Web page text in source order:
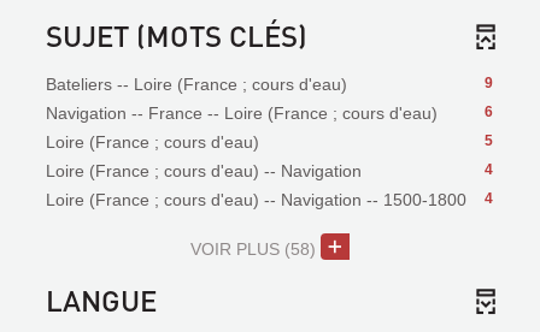
SUJET (MOTS CLÉS)
9
Bateliers -- Loire (France ; cours d'eau)
6
Navigation -- France -- Loire (France ; cours d'eau)
5
Loire (France ; cours d'eau)
4
Loire (France ; cours d'eau) -- Navigation
4
Loire (France ; cours d'eau) -- Navigation -- 1500-1800
VOIR PLUS (58)
LANGUE